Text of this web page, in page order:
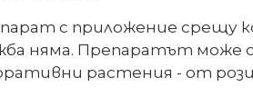
с приложение срещу
няма. Препаратът може
растения - от